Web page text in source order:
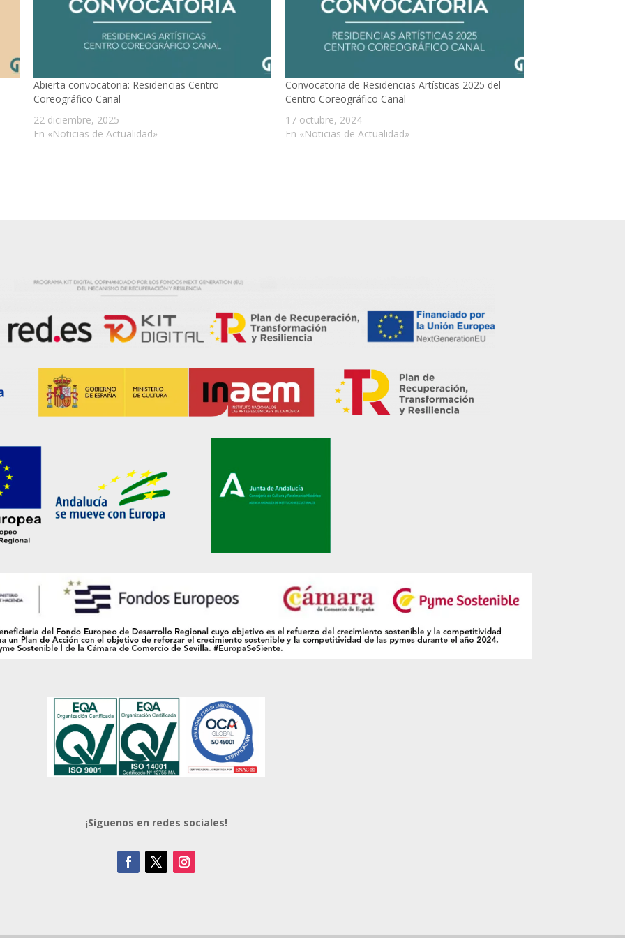
Abierta convocatoria: Residencias Centro
Coreográfico Canal
22 diciembre, 2025
En «Noticias de Actualidad»
Convocatoria de Residencias Artísticas 2025 del
Centro Coreográfico Canal
17 octubre, 2024
En «Noticias de Actualidad»
¡Síguenos en redes sociales!